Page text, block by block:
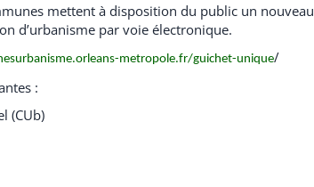
mettent à disposition du public un nouveau
d’urbanisme par voie électronique.
metropole.fr/guichet-unique/
:
(CUb)